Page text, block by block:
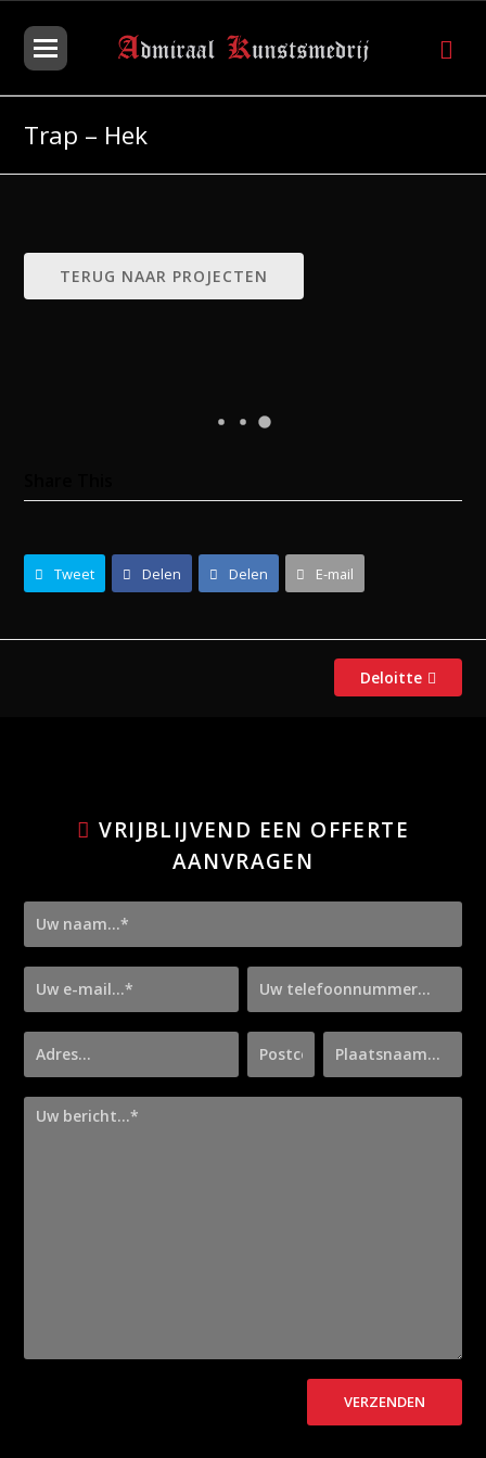
Trap – Hek
TERUG NAAR PROJECTEN
Tweet Delen Delen E-mail
next
Deloitte
VRIJBLIJVEND EEN OFFERTE
AANVRAGEN